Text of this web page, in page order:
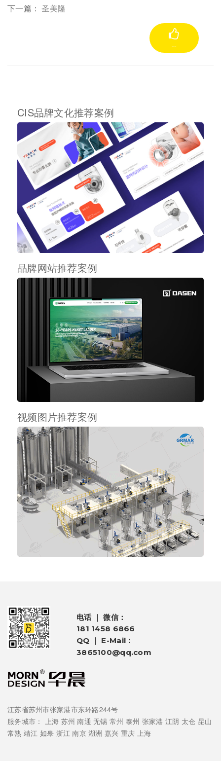
下一篇： 圣美隆
--
CIS品牌文化推荐案例
品牌网站推荐案例
视频图片推荐案例
电话 ｜ 微信：
181 1458 6866
QQ ｜ E-Mail：
3865100@qq.com
江苏省苏州市张家港市东环路244号
服务城市： 上海 苏州 南通 无锡 常州 泰州 张家港 江阴 太仓 昆山
常熟 靖江 如皋 浙江 南京 湖洲 嘉兴 重庆 上海